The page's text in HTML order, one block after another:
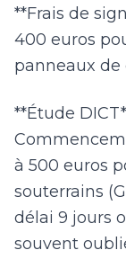
**Frais de
400 euros
panneaux de
**Étude
à 500 euros
souterrains
délai 9 jours
souvent